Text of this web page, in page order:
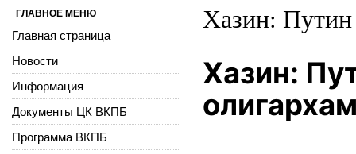
Хазин: Путин
Хазин:
ГЛАВНОЕ МЕНЮ
Главная страница
Новости
Информация
Документы ЦК ВКПБ
Программа ВКПБ